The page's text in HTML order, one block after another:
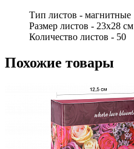
Тип листов - магнитные
Размер листов - 23х28 см
Количество листов - 50
Похожие товары